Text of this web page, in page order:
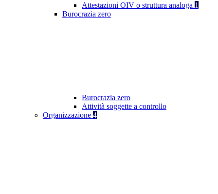
Attestazioni OIV o struttura analoga 1
Burocrazia zero
Burocrazia zero
Attività soggette a controllo
Organizzazione 4